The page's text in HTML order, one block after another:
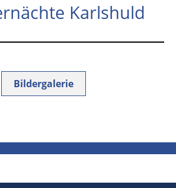
Karlshuld
Bildergalerie